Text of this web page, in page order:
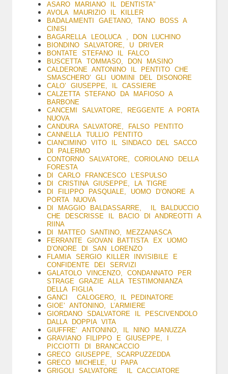
ASARO MARIANO IL DENTISTA”
AVOLA MAURIZIO IL KILLER
BADALAMENTI GAETANO, TANO BOSS A
CINISI
BAGARELLA LEOLUCA , DON LUCHINO
BIONDINO SALVATORE, U DRIVER
BONTATE STEFANO IL FALCO
BUSCETTA TOMMASO, DON MASINO
CALDERONE ANTONINO IL PENTITO CHE
SMASCHERO’ GLI UOMINI DEL DISONORE
CALO’ GIUSEPPE, IL CASSIERE
CALZETTA STEFANO DA MAFIOSO A
BARBONE
CANCEMI SALVATORE, REGGENTE A PORTA
NUOVA
CANDURA SALVATORE, FALSO PENTITO
CANNELLA TULLIO PENTITO
CIANCIMINO VITO IL SINDACO DEL SACCO
DI PALERMO
CONTORNO SALVATORE, CORIOLANO DELLA
FORESTA
DI CARLO FRANCESCO L’ESPULSO
DI CRISTINA GIUSEPPE, LA TIGRE
DI FILIPPO PASQUALE, UOMO D’ONORE A
PORTA NUOVA
DI MAGGIO BALDASSARRE, IL BALDUCCIO
CHE DESCRISSE IL BACIO DI ANDREOTTI A
RIINA
DI MATTEO SANTINO, MEZZANASCA
FERRANTE GIOVAN BATTISTA EX UOMO
D’ONORE DI SAN LORENZO
FLAMIA SERGIO KILLER INVISIBILE E
CONFIDENTE DEI SERVIZI
GALATOLO VINCENZO, CONDANNATO PER
STRAGE GRAZIE ALLA TESTIMONIANZA
DELLA FIGLIA
GANCI CALOGERO, IL PEDINATORE
GIOE’ ANTONINO, L’ARMIERE
GIORDANO SDALVATORE IL PESCIVENDOLO
DALLA DOPPIA VITA
GIUFFRE’ ANTONINO, IL NINO MANUZZA
GRAVIANO FILIPPO E GIUSEPPE, I
PICCIOTTI DI BRANCACCIO
GRECO GIUSEPPE, SCARPUZZEDDA
GRECO MICHELE, U PAPA
GRIGOLI SALVATORE IL CACCIATORE